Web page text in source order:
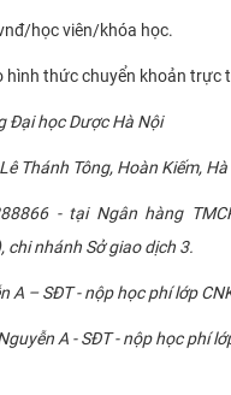
học viên/khóa học.
thức chuyển khoản trực
Đại học Dược Hà Nội
Thánh Tông, Hoàn Kiếm,
- tại Ngân hàng
chi nhánh Sở giao dịch 3.
A – SĐT - nộp học phí lớp
A - SĐT - nộp học phí